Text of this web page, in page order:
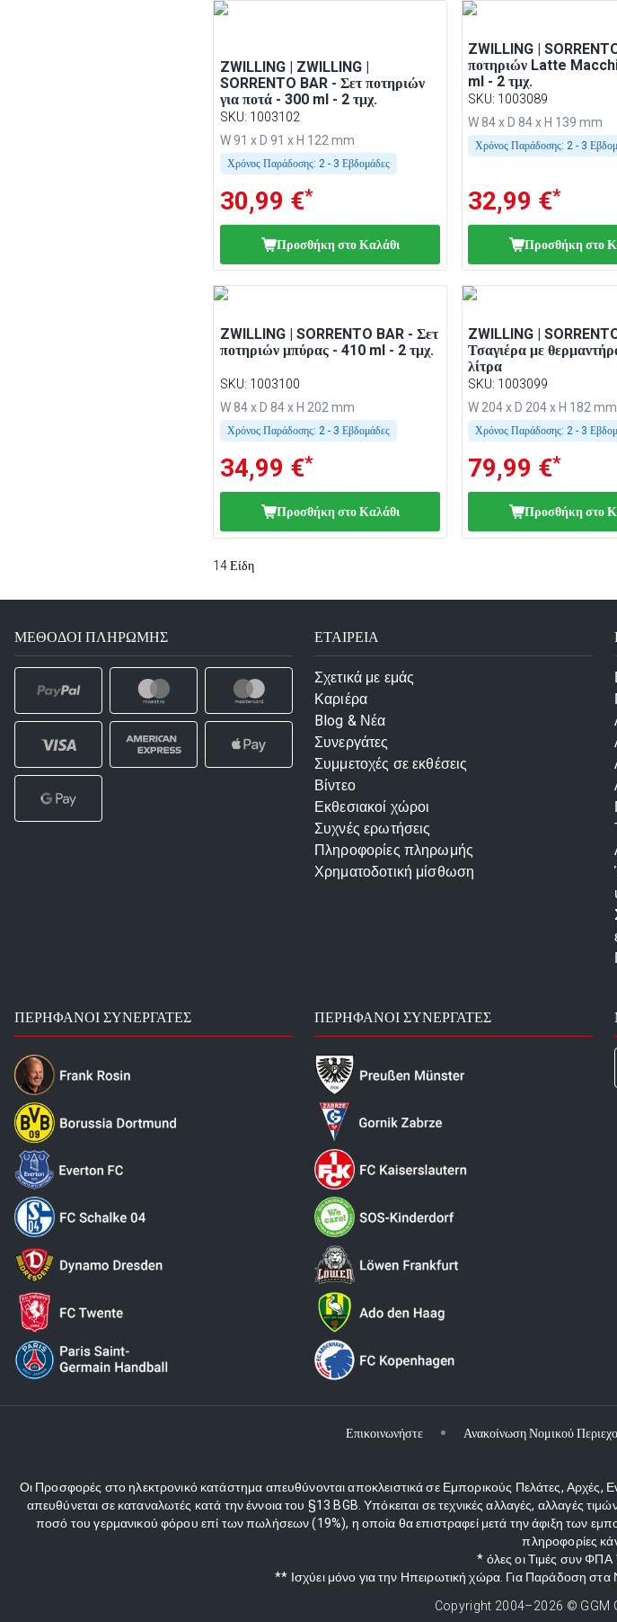
ZWILLING | ZWILLING |
SORRENTO BAR - Σετ ποτηριών
για ποτά - 300 ml - 2 τμχ.
SKU: 1003102
W 91 x D 91 x H 122 mm
Χρόνος Παράδοσης: 2 - 3 Εβδομάδες
30,99 €*
Προσθήκη στο Καλάθι
ZWILLING |
ποτηριών Latte
ml - 2 τμχ.
SKU: 1003089
W 84 x D 84 x H 139 mm
Χρόνος Παράδοσης: 2 - 3
32,99 €*
Προσθήκη στο
ZWILLING | SORRENTO BAR - Σετ
ποτηριών μπύρας - 410 ml - 2 τμχ.
SKU: 1003100
W 84 x D 84 x H 202 mm
Χρόνος Παράδοσης: 2 - 3 Εβδομάδες
34,99 €*
Προσθήκη στο Καλάθι
ZWILLING |
Τσαγιέρα με
λίτρα
SKU: 1003099
W 204 x D 204 x H 182 mm
Χρόνος Παράδοσης: 2 - 3
79,99 €*
Προσθήκη στο
14 Είδη
ΜΈΘΟΔΟΙ ΠΛΗΡΩΜΉΣ ΕΤΑΙΡΕΙΑ
Σχετικά με εμάς
Καριέρα
Blog & Νέα
Συνεργάτες
Συμμετοχές σε εκθέσεις
Βίντεο
Εκθεσιακοί χώροι
Συχνές ερωτήσεις
Πληροφορίες πληρωμής
Χρηματοδοτική μίσθωση
ΠΕΡΉΦΑΝΟΙ ΣΥΝΕΡΓΆΤΕΣ ΠΕΡΉΦΑΝΟΙ ΣΥΝΕΡΓΆΤΕΣ
Επικοινωνήστε Ανακοίνωση Νομικού
Οι Προσφορές στο ηλεκτρονικό κατάστημα απευθύνονται αποκλειστικά σε Εμπορικούς Πελάτες, Αρχές,
απευθύνεται σε καταναλωτές κατά την έννοια του §13 BGB. Υπόκειται σε τεχνικές αλλαγές,
ποσό του γερμανικού φόρου επί των πωλήσεων (19%), η οποία θα επιστραφεί μετά την άφιξη των
πληροφορίες
* όλες οι Τιμές συν
** Ισχύει μόνο για την Ηπειρωτική χώρα. Για Παράδοση
Copyright 2004–2026 © GGM